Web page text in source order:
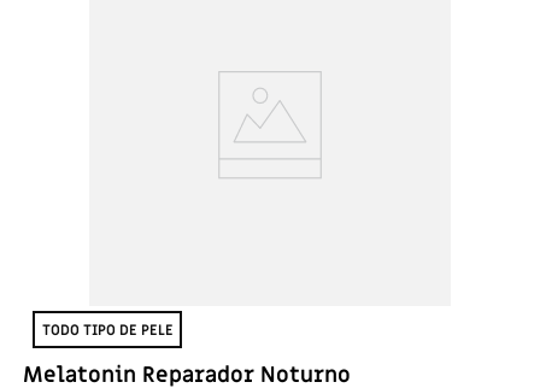
TODO TIPO DE PELE
Melatonin Reparador Noturno